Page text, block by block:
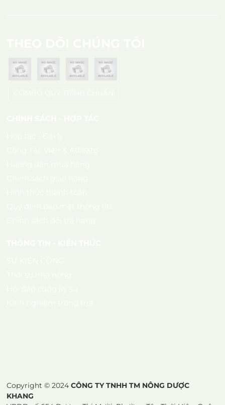
Copyright © 2024CÔNG TY TNHH TM NÔNG DƯỢC
KHANG